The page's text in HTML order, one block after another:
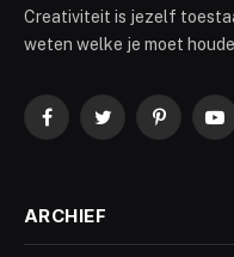
Creativiteit is jezelf
weten welke je moet
FacebookTwitterPinterest
ARCHIEF